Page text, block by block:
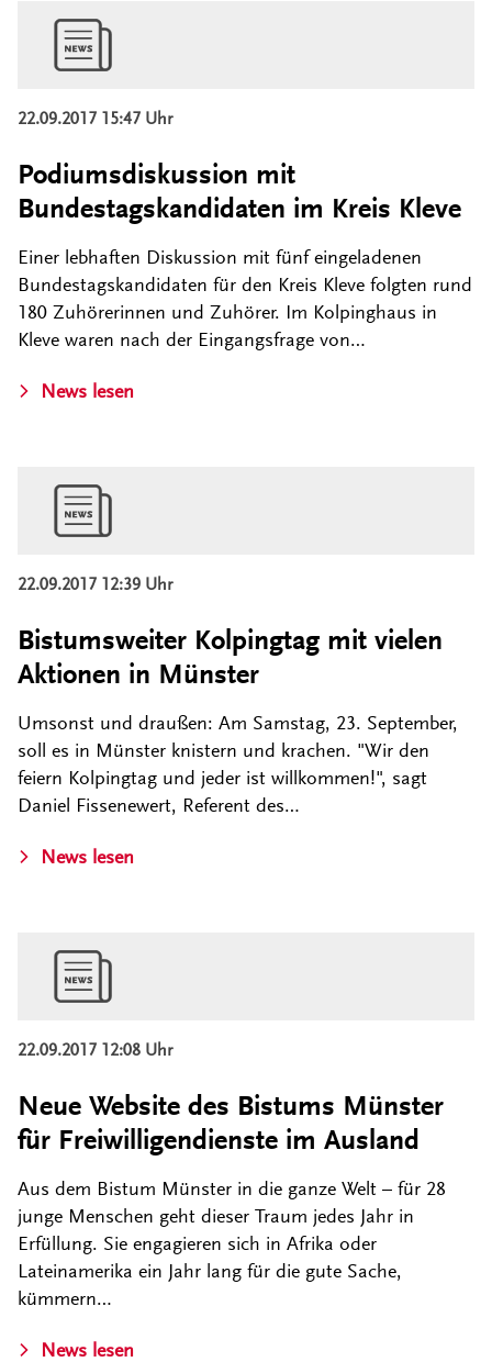
22.09.2017 15:47 Uhr
Podiumsdiskussion mit
Bundestagskandidaten im Kreis Kleve
Einer lebhaften Diskussion mit fünf eingeladenen
Bundestagskandidaten für den Kreis Kleve folgten rund
180 Zuhörerinnen und Zuhörer. Im Kolpinghaus in
Kleve waren nach der Eingangsfrage von…
News lesen
22.09.2017 12:39 Uhr
Bistumsweiter Kolpingtag mit vielen
Aktionen in Münster
Umsonst und draußen: Am Samstag, 23. September,
soll es in Münster knistern und krachen. "Wir den
feiern Kolpingtag und jeder ist willkommen!", sagt
Daniel Fissenewert, Referent des…
News lesen
22.09.2017 12:08 Uhr
Neue Website des Bistums Münster
für Freiwilligendienste im Ausland
Aus dem Bistum Münster in die ganze Welt – für 28
junge Menschen geht dieser Traum jedes Jahr in
Erfüllung. Sie engagieren sich in Afrika oder
Lateinamerika ein Jahr lang für die gute Sache,
kümmern…
News lesen